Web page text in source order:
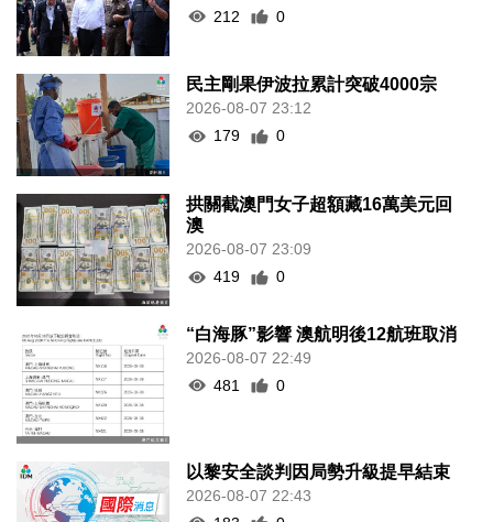
212
0
民主剛果伊波拉累計突破4000宗
2026-08-07 23:12
179
0
拱關截澳門女子超額藏16萬美元回
澳
2026-08-07 23:09
419
0
“白海豚”影響 澳航明後12航班取消
2026-08-07 22:49
481
0
以黎安全談判因局勢升級提早結束
2026-08-07 22:43